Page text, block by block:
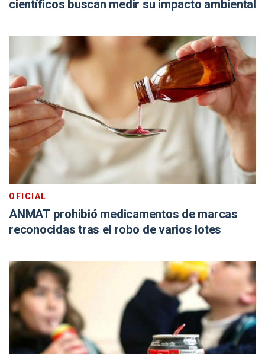
científicos buscan medir su impacto ambiental
OFICIAL
ANMAT prohibió medicamentos de marcas
reconocidas tras el robo de varios lotes